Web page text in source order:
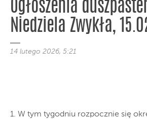
Ogłoszenia
Niedziela Zwykła,
14 lutego 2026, 5:21
1. W tym tygodniu rozpocznie się